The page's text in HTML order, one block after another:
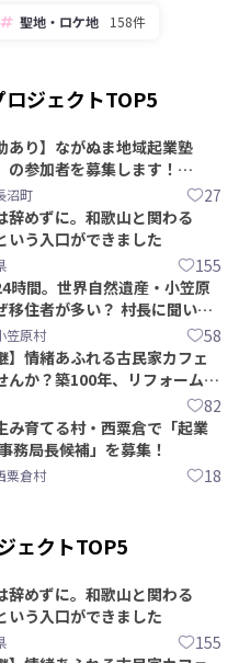
聖地・ロケ地 158件
ジェクトTOP5
あり】ながぬま地域起業塾
の参加者を募集します！
沼町 27
辞めずに。和歌山と関わる
いう入口ができました
155
時間。世界自然遺産・小笠原
移住者が多い？ 村長に聞いて
笠原村 58
】情緒あふれる古民家カフェ
んか？築100年、リフォームか
82
み育てる村・西粟倉で「起業
務局長候補」を募集！
粟倉村 18
ェクトTOP5
辞めずに。和歌山と関わる
いう入口ができました
155